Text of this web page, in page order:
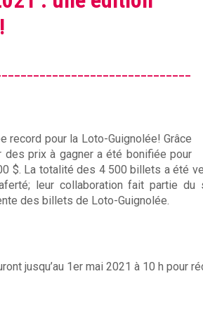
record pour la Loto-Guignolée! Grâce
des prix à gagner a été bonifiée pour
$. La totalité des 4 500 billets a été
leur collaboration fait partie
des billets de Loto-Guignolée.
jusqu’au 1er mai 2021 à 10 h pour